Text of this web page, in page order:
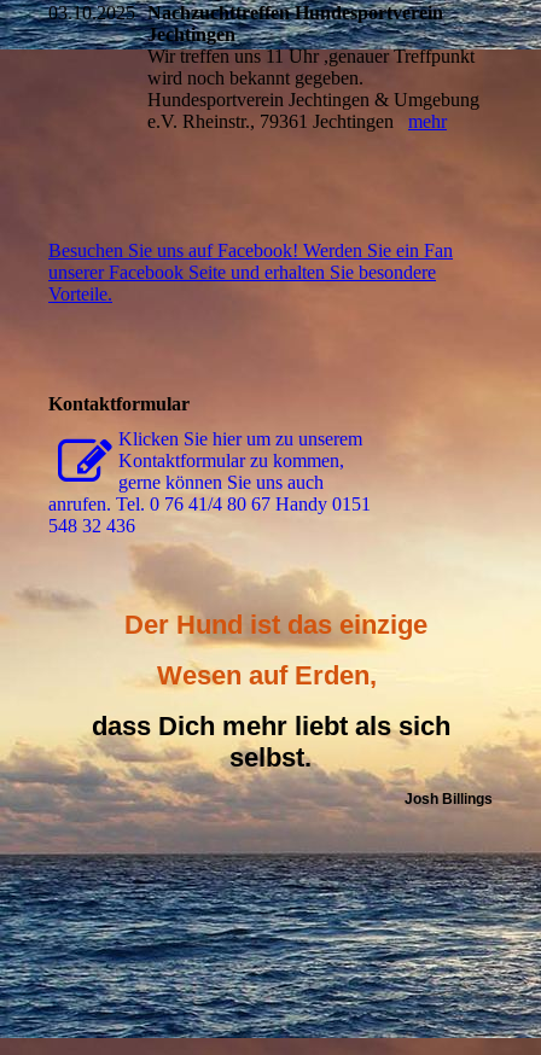
03.10.2025 Nachzuchttreffen Hundesportverein
Jechtingen
Wir treffen uns 11 Uhr ,genauer Treffpunkt
wird noch bekannt gegeben.
Hundesportverein Jechtingen & Umgebung
e.V. Rheinstr., 79361 Jechtingen mehr
Besuchen Sie uns auf Facebook! Werden Sie ein Fan
unserer Facebook Seite und erhalten Sie besondere
Vorteile.
Kontaktformular
Klicken Sie hier um zu unserem
Kon­takt­for­mu­lar zu kommen,
gerne können Sie uns auch
anrufen. Tel. 0 76 41/4 80 67 Handy 0151
548 32 436
Der Hund ist das einzige
Wesen auf Erden,
dass Dich mehr liebt als sich
selbst.
Josh Billings